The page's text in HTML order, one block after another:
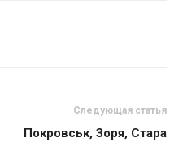
Следующая статья
Покровськ, Зоря, Стара